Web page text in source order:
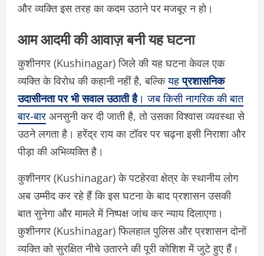
और व्यक्ति इस तरह का कदम उठाने पर मजबूर न हो।
आम आदमी की आवाज़ बनी यह घटना
कुशीनगर (Kushinagar) जिले की यह घटना केवल एक
व्यक्ति के विरोध की कहानी नहीं है, बल्कियहप्रशासनिक
उदासीनता पर भी सवाल उठाती है। जब किसी नागरिक की बात
बार-बार अनसुनी कर दी जाती है, तो उसका विश्वास व्यवस्था से
उठने लगता है। हरेंद्र राय का टॉवर पर चढ़ना इसी निराशा और
पीड़ा की अभिव्यक्ति है।
कुशीनगर (Kushinagar) के पटहेरवा क्षेत्र के स्थानीय लोग
अब उम्मीद कर रहे हैं कि इस घटना के बाद प्रशासन उसकी
बात सुनेगा और मामले में निष्पक्ष जांच कर न्याय दिलाएगा।
कुशीनगर (Kushinagar) फिलहाल पुलिस और प्रशासन दोनों
व्यक्ति को सुरक्षित नीचे उतारने की पूरी कोशिश में जुटे हुए हैं।